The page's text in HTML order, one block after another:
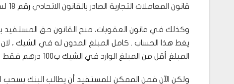
قانون المعاملات التجارية الصادر بالقانون الاتحادي رقم 18 لسنة 1993، وبذلك ستلغى المــواد العقــابية المتعلقـة بالشيكات.
وكذلك في قانون العقوبات، منح القانون حق المستفيد
يغط هذا الحساب . كامل المبلغ المدون له في الشيك ،
المبلغ أقل من المبلغ الوارد في الشيك ب100 درهم فقط ، هكذا كان لا يتم صرف المبلغ للمستفيد .
ولكن الآن فمن الممكن للمستفيد أن يطالب البنك